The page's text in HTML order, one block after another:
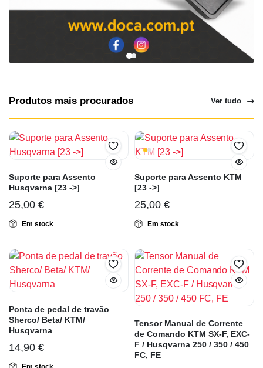
Produtos mais procurados Ver tudo
Suporte para Assento
Husqvarna [23 ->]
25,00 €
Em stock
Suporte para Assento KTM
[23 ->]
25,00 €
Em stock
Ponta de pedal de travão
Sherco/ Beta/ KTM/
Husqvarna
14,90 €
Tensor Manual de Corrente
de Comando KTM SX-F, EXC-
F / Husqvarna 250 / 350 / 450
FC, FE